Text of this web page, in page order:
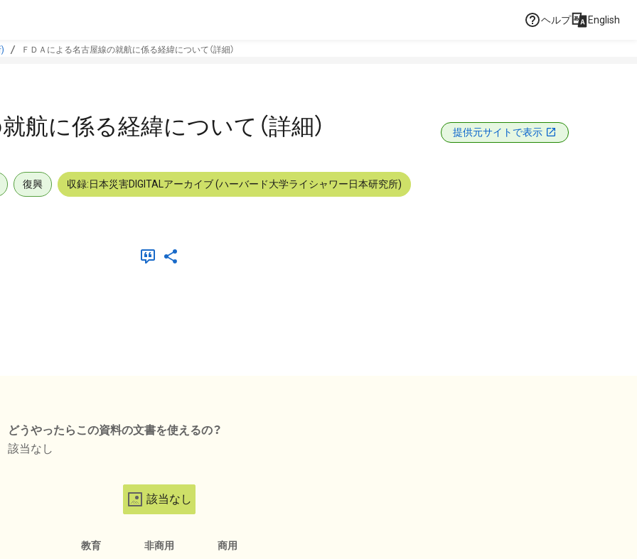
ヘルプ English
ＦＤＡによる名古屋線の就航に係る経緯について（詳細）
航に係る経緯について（詳細） 提供元サイトで表示
復興 収録:日本災害DIGITALアーカイブ (ハーバード大学ライシャワー日本研究所)
どうやったらこの資料の文書を使えるの？
該当なし
該当なし
教育 非商用 商用